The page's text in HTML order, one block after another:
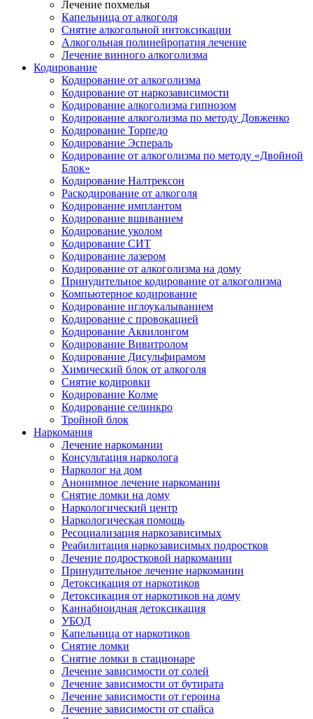
Лечение похмелья
Капельница от алкоголя
Снятие алкогольной интоксикации
Алкогольная полинейропатия лечение
Лечение винного алкоголизма
Кодирование
Кодирование от алкоголизма
Кодирование от наркозависимости
Кодирование алкоголизма гипнозом
Кодирование алкоголизма по методу Довженко
Кодирование Торпедо
Кодирование Эспераль
Кодирование от алкоголизма по методу «Двойной
Блок»
Кодирование Налтрексон
Раскодирование от алкоголя
Кодирование имплантом
Кодирование вшиванием
Кодирование уколом
Кодирование СИТ
Кодирование лазером
Кодирование от алкоголизма на дому
Принудительное кодирование от алкоголизма
Компьютерное кодирование
Кодирование иглоукалыванием
Кодирование с провокацией
Кодирование Аквилонгом
Кодирование Вивитролом
Кодирование Дисульфирамом
Химический блок от алкоголя
Снятие кодировки
Кодирование Колме
Кодирование селинкро
Тройной блок
Наркомания
Лечение наркомании
Консультация нарколога
Нарколог на дом
Анонимное лечение наркомании
Снятие ломки на дому
Наркологический центр
Наркологическая помощь
Ресоциализация наркозависимых
Реабилитация наркозависимых подростков
Лечение подростковой наркомании
Принудительное лечение наркомании
Детоксикация от наркотиков
Детоксикация от наркотиков на дому
Каннабиоидная детоксикация
УБОД
Капельница от наркотиков
Снятие ломки
Снятие ломки в стационаре
Лечение зависимости от солей
Лечение зависимости от бутирата
Лечение зависимости от героина
Лечение зависимости от спайса